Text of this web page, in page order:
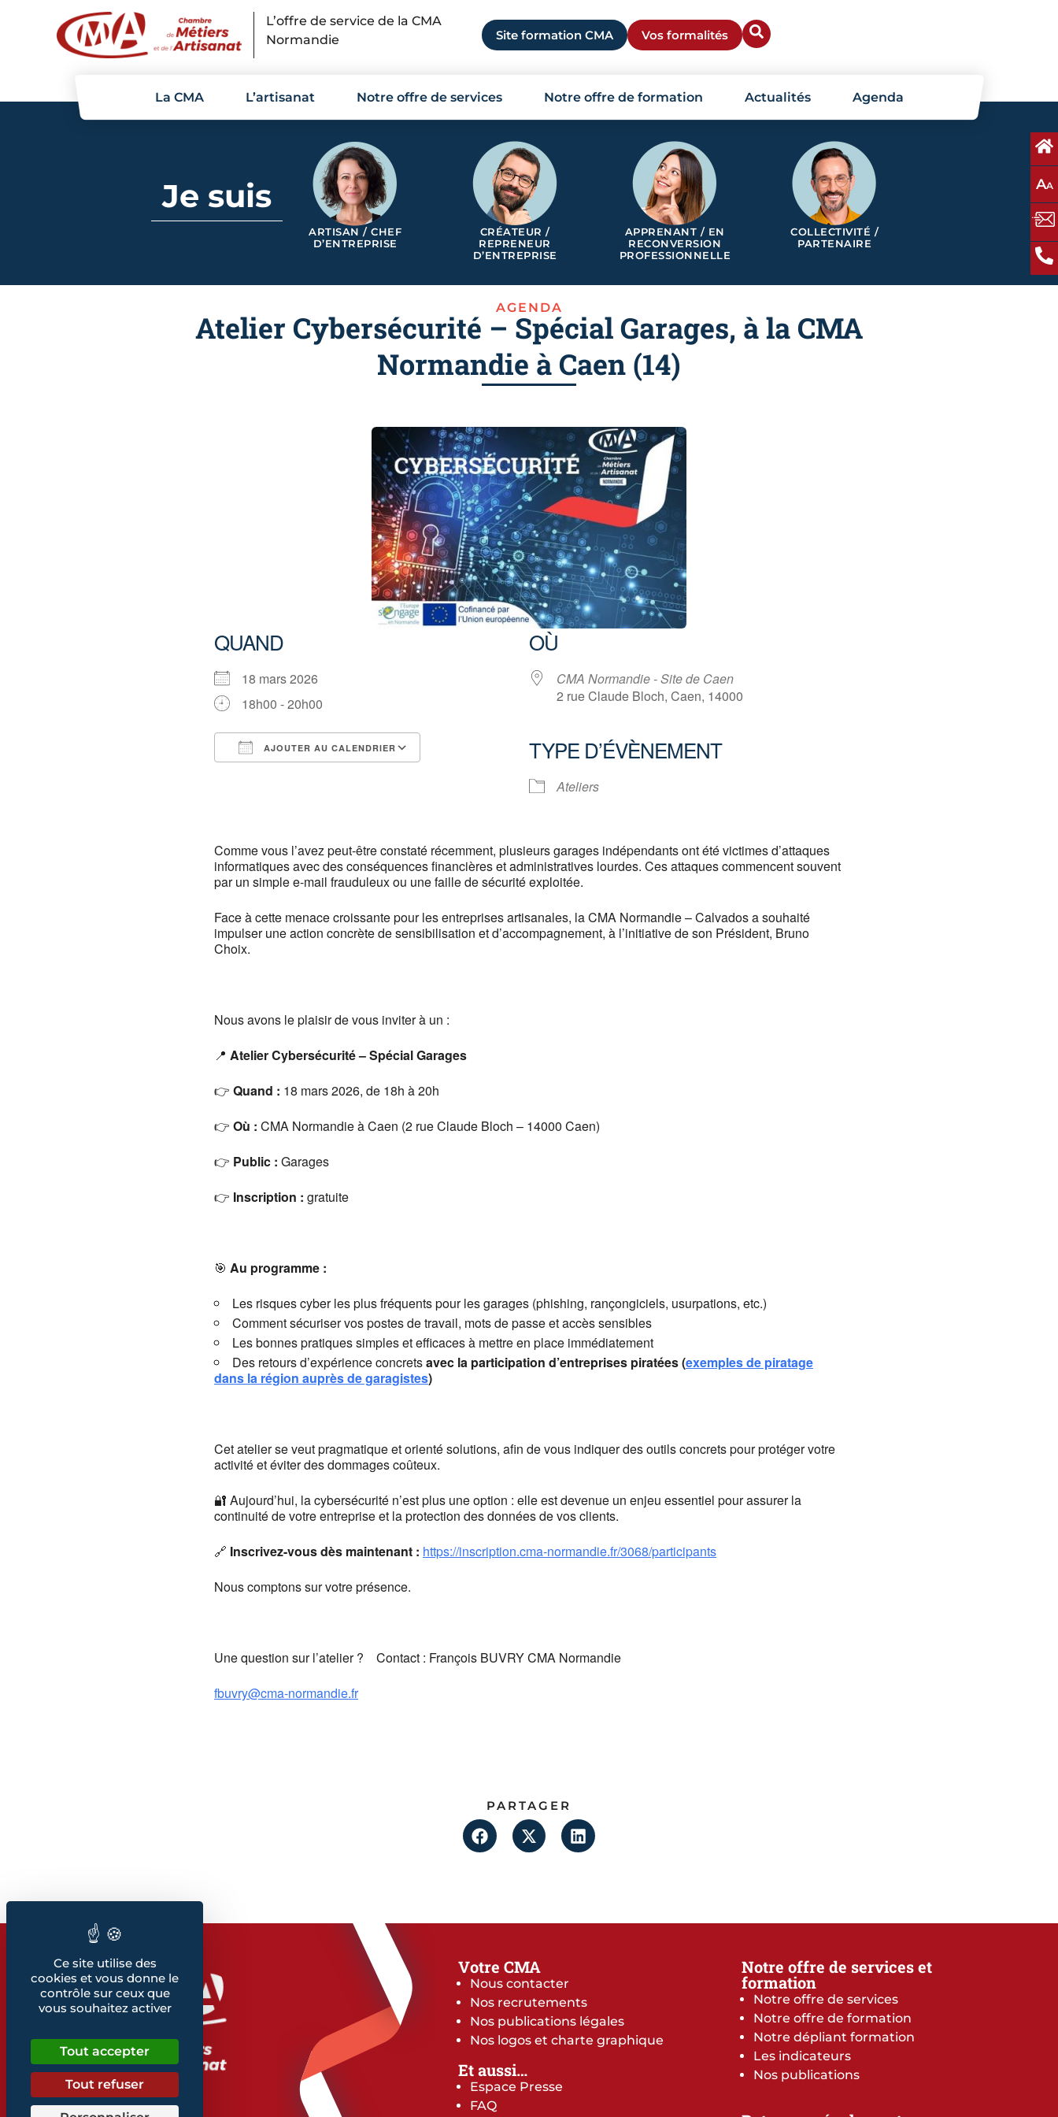
L’offre de service de la CMA
Normandie
Site formation CMA Vos formalités
La CMA L’artisanat Notre offre de services Notre offre de formation Actualités Agenda
AA
Je suis
ARTISAN / CHEF
D’ENTREPRISE
CRÉATEUR /
REPRENEUR
D’ENTREPRISE
APPRENANT / EN
RECONVERSION
PROFESSIONNELLE
COLLECTIVITÉ /
PARTENAIRE
AGENDA
Atelier Cybersécurité – Spécial Garages, à la CMA
Normandie à Caen (14)
QUAND
18 mars 2026
18h00 - 20h00
AJOUTER AU CALENDRIER
Calendrier Google
OÙ
CMA Normandie - Site de Caen
2 rue Claude Bloch, Caen, 14000
TYPE D’ÉVÈNEMENT
Ateliers
Comme vous l’avez peut-être constaté récemment, plusieurs garages indépendants ont été victimes d’attaques
informatiques avec des conséquences financières et administratives lourdes. Ces attaques commencent souvent
par un simple e-mail frauduleux ou une faille de sécurité exploitée.
Face à cette menace croissante pour les entreprises artisanales, la CMA Normandie – Calvados a souhaité
impulser une action concrète de sensibilisation et d’accompagnement, à l’initiative de son Président, Bruno
Choix.
Nous avons le plaisir de vous inviter à un :
📍 Atelier Cybersécurité – Spécial Garages
👉 Quand : 18 mars 2026, de 18h à 20h
👉 Où : CMA Normandie à Caen (2 rue Claude Bloch – 14000 Caen)
👉 Public : Garages
👉 Inscription : gratuite
🎯 Au programme :
Les risques cyber les plus fréquents pour les garages (phishing, rançongiciels, usurpations, etc.)
Comment sécuriser vos postes de travail, mots de passe et accès sensibles
Les bonnes pratiques simples et efficaces à mettre en place immédiatement
Des retours d’expérience concretsavec la participation d’entreprises piratées (exemples de piratage
dans la région auprès de garagistes)
Cet atelier se veut pragmatique et orienté solutions, afin de vous indiquer des outils concrets pour protéger votre
activité et éviter des dommages coûteux.
🔐 Aujourd’hui, la cybersécurité n’est plus une option : elle est devenue un enjeu essentiel pour assurer la
continuité de votre entreprise et la protection des données de vos clients.
🔗 Inscrivez-vous dès maintenant : https://inscription.cma-normandie.fr/3068/participants
Nous comptons sur votre présence.
Une question sur l’atelier ? Contact : François BUVRY CMA Normandie
fbuvry@cma-normandie.fr
PARTAGER
Votre CMA
Nous contacter
Nos recrutements
Nos publications légales
Nos logos et charte graphique
Et aussi…
Espace Presse
FAQ
Notre offre de services et
formation
Notre offre de services
Notre offre de formation
Notre dépliant formation
Les indicateurs
Nos publications
Panneau de gestion des cookies
Ce site utilise des
cookies et vous donne le
contrôle sur ceux que
vous souhaitez activer
Tout accepter
Tout refuser